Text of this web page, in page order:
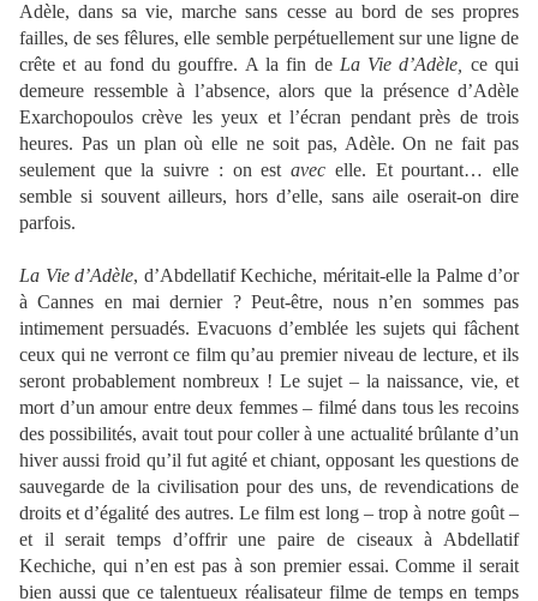
Adèle, dans sa vie, marche sans cesse au bord de ses propres
failles, de ses fêlures, elle semble perpétuellement sur une ligne de
crête et au fond du gouffre. A la fin de La Vie d’Adèle,
ce qui
demeure ressemble à l’absence, alors que la présence d’Adèle
Exarchopoulos crève les yeux et l’écran pendant près de trois
heures. Pas un plan où elle ne soit pas, Adèle. On ne fait pas
seulement que la suivre : on estavec elle. Et pourtant… elle
semble si souvent ailleurs, hors d’elle, sans aile oserait-on dire
parfois.
La Vie d’Adèle, d’Abdellatif Kechiche, méritait-elle la Palme d’or
à Cannes en mai dernier ? Peut-être, nous n’en sommes pas
intimement persuadés. Evacuons d’emblée les sujets qui fâchent
ceux qui ne verront ce film qu’au premier niveau de lecture, et ils
seront probablement nombreux ! Le sujet – la naissance, vie, et
mort d’un amour entre deux femmes – filmé dans tous les recoins
des possibilités, avait tout pour coller à une actualité brûlante d’un
hiver aussi froid qu’il fut agité et chiant, opposant les questions de
sauvegarde de la civilisation pour des uns, de revendications de
droits et d’égalité des autres. Le film est long – trop à notre goût –
et il serait temps d’offrir une paire de ciseaux à Abdellatif
Kechiche, qui n’en est pas à son premier essai. Comme il serait
bien aussi que ce talentueux réalisateur filme de temps en temps